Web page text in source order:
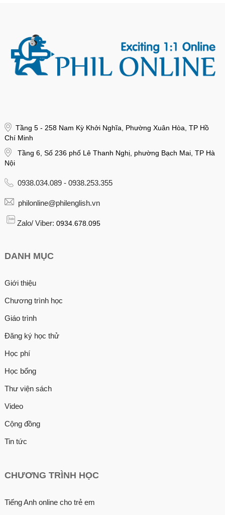
Tầng 5 - 258 Nam Kỳ Khởi Nghĩa, Phường Xuân Hòa, TP Hồ
Chí Minh
Tầng 6, Số 236 phố Lê Thanh Nghị, phường Bạch Mai, TP Hà
Nội
0938.034.089 - 0938.253.355
philonline@philenglish.vn
Zalo/ Viber: 0934.678.095
DANH MỤC
Giới thiệu
Chương trình học
Giáo trình
Đăng ký học thử
Học phí
Học bổng
Thư viện sách
Video
Cộng đồng
Tin tức
CHƯƠNG TRÌNH HỌC
Tiếng Anh online cho trẻ em